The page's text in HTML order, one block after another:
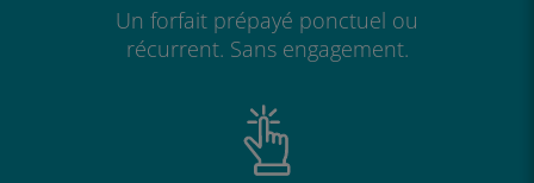
Un forfait prépayé ponctuel ou
récurrent. Sans engagement.